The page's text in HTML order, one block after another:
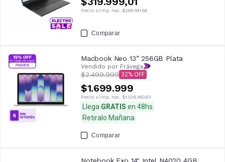
Precio s/imp. nac. $289.591,86
Comparar
Macbook Neo 13” 256GB Plata
Vendido por Frávega
$2.499.999 32
$1.699.999
Precio s/imp. nac. $1.538.460,63
Llega GRATIS en 48hs
Retiralo Mañana
Comparar